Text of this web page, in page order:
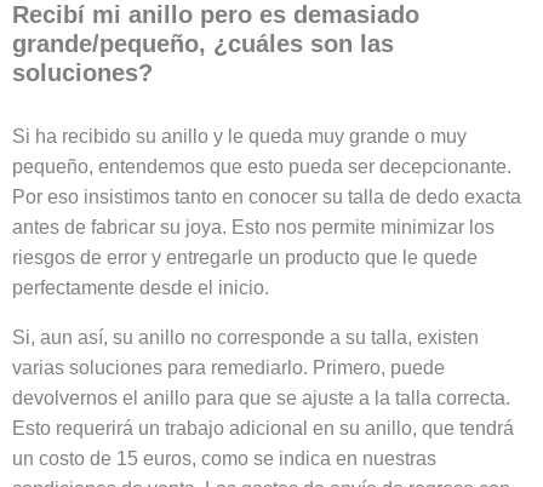
Recibí mi anillo pero es demasiado
grande/pequeño, ¿cuáles son las
soluciones?
Si ha recibido su anillo y le queda muy grande o muy
pequeño, entendemos que esto pueda ser decepcionante.
Por eso insistimos tanto en conocer su talla de dedo exacta
antes de fabricar su joya. Esto nos permite minimizar los
riesgos de error y entregarle un producto que le quede
perfectamente desde el inicio.
Si, aun así, su anillo no corresponde a su talla, existen
varias soluciones para remediarlo. Primero, puede
devolvernos el anillo para que se ajuste a la talla correcta.
Esto requerirá un trabajo adicional en su anillo, que tendrá
un costo de 15 euros, como se indica en nuestras